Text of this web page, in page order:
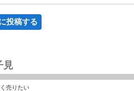
投稿する
見
売りたい